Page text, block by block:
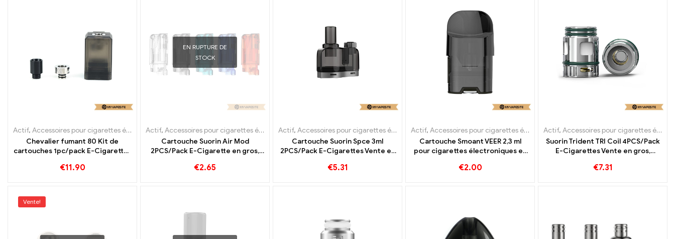
Actif, Accessoires pour cigarettes électroniques ,Évaporateur
Chevalier fumant 80 Kit de
cartouches 1pc/pack E-Cigarettes
€11.90
EN RUPTURE DE
STOCK
Actif, Accessoires pour cigarettes électroniques ,Mod,Évaporateur
Cartouche Suorin Air Mod
2PCS/Pack E-Cigarette en gros,
€2.65
Actif, Accessoires pour cigarettes électroniques ,Évaporateur
Cartouche Suorin Spce 3ml
2PCS/Pack E-Cigarettes Vente en
€5.31
Actif, Accessoires pour cigarettes électroniques ,Évaporateur
Cartouche Smoant VEER 2,3 ml
pour cigarettes électroniques en
€2.00
Actif, Accessoires pour cigarettes électroniques
Suorin Trident TRI Coil 4PCS/Pack
E-Cigarettes Vente en gros,
€7.31
Vente!